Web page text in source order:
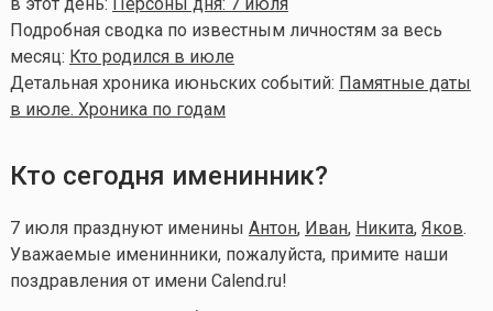
Подробная сводка по известным личностям за весь
месяц: Кто родился в июле
Детальная хроника июньских событий: Памятные даты
в июле. Хроника по годам
Кто сегодня именинник?
7 июля празднуют именины Антон, Иван, Никита, Яков.
Уважаемые именинники, пожалуйста, примите наши
поздравления от имени Calend.ru!